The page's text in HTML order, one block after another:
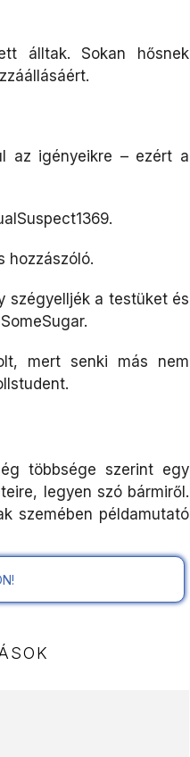
álltak. Sokan hősnek
az igényeikre – ezért a
hozzászóló.
szégyelljék a testüket és
mert senki más nem
többsége szerint egy
legyen szó bármiről.
szemében példamutató